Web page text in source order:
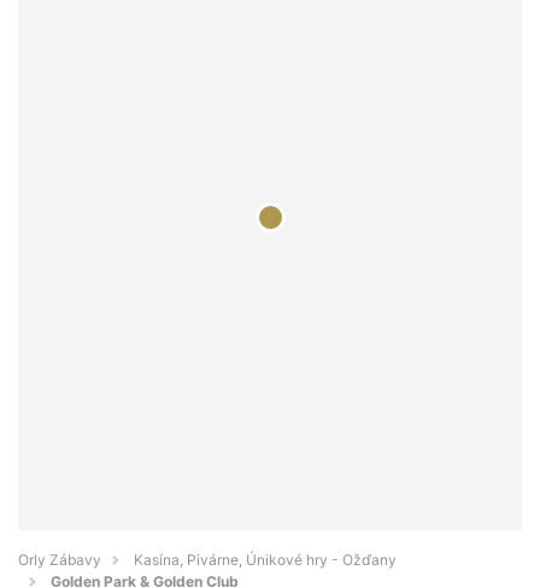
Orly Zábavy
Kasína, Pivárne, Únikové hry - Ožďany
Golden Park & Golden Club